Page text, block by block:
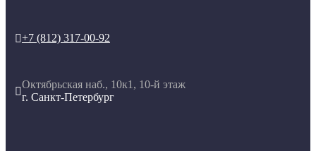
+7 (812) 317-00-92

Октябрьская наб., 10к1, 10-й этаж
г. Санкт-Петербург